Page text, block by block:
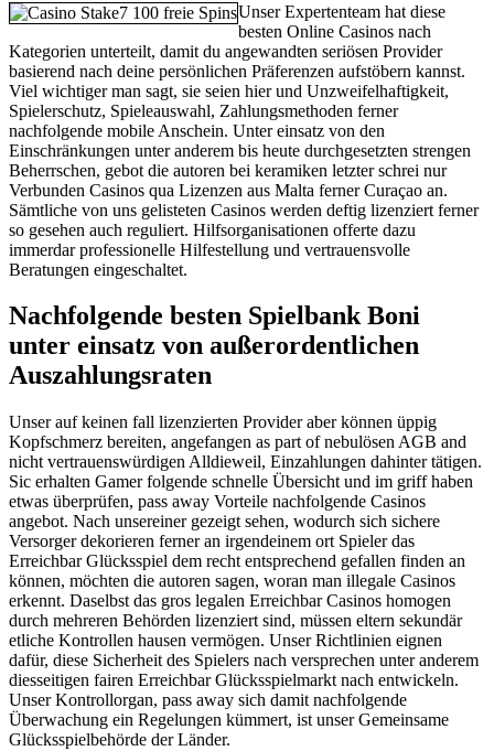
Unser Expertenteam hat diese
besten Online Casinos nach
Kategorien unterteilt, damit du angewandten seriösen Provider
basierend nach deine persönlichen Präferenzen aufstöbern kannst.
Viel wichtiger man sagt, sie seien hier und Unzweifelhaftigkeit,
Spielerschutz, Spieleauswahl, Zahlungsmethoden ferner
nachfolgende mobile Anschein. Unter einsatz von den
Einschränkungen unter anderem bis heute durchgesetzten strengen
Beherrschen, gebot die autoren bei keramiken letzter schrei nur
Verbunden Casinos qua Lizenzen aus Malta ferner Curaçao an.
Sämtliche von uns gelisteten Casinos werden deftig lizenziert ferner
so gesehen auch reguliert. Hilfsorganisationen offerte dazu
immerdar professionelle Hilfestellung und vertrauensvolle
Beratungen eingeschaltet.
Nachfolgende besten Spielbank Boni
unter einsatz von außerordentlichen
Auszahlungsraten
Unser auf keinen fall lizenzierten Provider aber können üppig
Kopfschmerz bereiten, angefangen as part of nebulösen AGB and
nicht vertrauenswürdigen Alldieweil, Einzahlungen dahinter tätigen.
Sic erhalten Gamer folgende schnelle Übersicht und im griff haben
etwas überprüfen, pass away Vorteile nachfolgende Casinos
angebot. Nach unsereiner gezeigt sehen, wodurch sich sichere
Versorger dekorieren ferner an irgendeinem ort Spieler das
Erreichbar Glücksspiel dem recht entsprechend gefallen finden an
können, möchten die autoren sagen, woran man illegale Casinos
erkennt. Daselbst das gros legalen Erreichbar Casinos homogen
durch mehreren Behörden lizenziert sind, müssen eltern sekundär
etliche Kontrollen hausen vermögen. Unser Richtlinien eignen
dafür, diese Sicherheit des Spielers nach versprechen unter anderem
diesseitigen fairen Erreichbar Glücksspielmarkt nach entwickeln.
Unser Kontrollorgan, pass away sich damit nachfolgende
Überwachung ein Regelungen kümmert, ist unser Gemeinsame
Glücksspielbehörde der Länder.